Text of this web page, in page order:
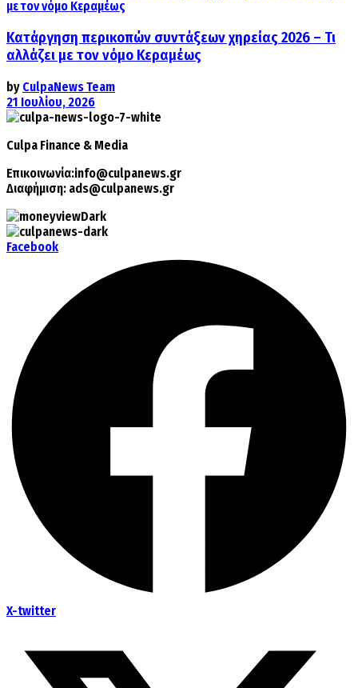
Κατάργηση περικοπών συντάξεων χηρείας 2026 – Τι
αλλάζει με τον νόμο Κεραμέως
by CulpaNews Team
21 Ιουλίου, 2026
Culpa Finance & Media
Επικοινωνία:info@culpanews.gr
Διαφήμιση: ads@culpanews.gr
Facebook
X-twitter